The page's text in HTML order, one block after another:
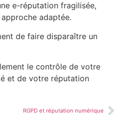
e-réputation fragilisée,
adaptée.
de faire disparaître un
le contrôle de votre
et de votre réputation
RGPD et réputation numérique